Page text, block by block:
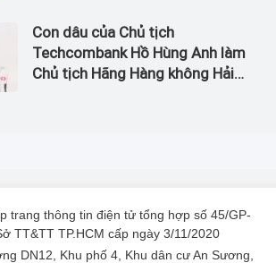
Con dâu của Chủ tịch
Techcombank Hồ Hùng Anh làm
Chủ tịch Hãng Hàng không Hải
trang thông tin điện tử tổng hợp số 45/GP-
TT&TT TP.HCM cấp ngày 3/11/2020
DN12, Khu phố 4, Khu dân cư An Sương,